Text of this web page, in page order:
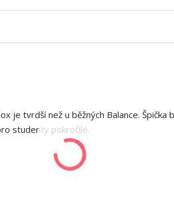
je tvrdší než u běžných Balance. Špička
studenty pokročilé.